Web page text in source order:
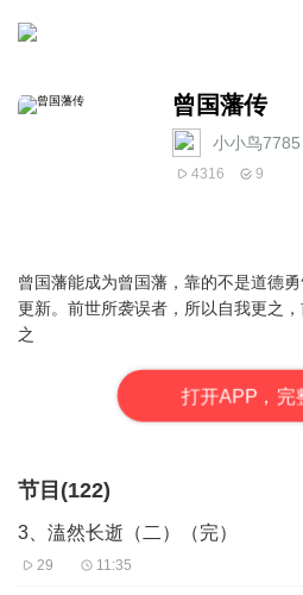
曾国藩传
小小鸟7785
4316 9
曾国藩能成为曾国藩，靠的不是道德
更新。前世所袭误者，所以自我更之
之
打开APP，完
节目(122)
3、溘然长逝（二）（完）
29 11:35